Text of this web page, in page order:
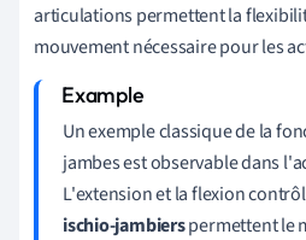
articulations permettent la
mouvement nécessaire pour les
Un exemple classique de la
jambes est observable dans
L'extension et la flexion
ischio-jambierspermettent le